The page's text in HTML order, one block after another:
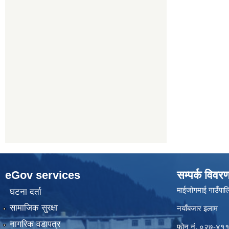
eGov services
घटना दर्ता
सामाजिक सुरक्षा
नागरिक वडापत्र
सम्पर्क
माईजोगमाई
नयाँबजार इलाम
फोन नं. ०२७-